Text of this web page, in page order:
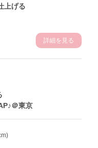
上げる
詳細を見る
＠東京